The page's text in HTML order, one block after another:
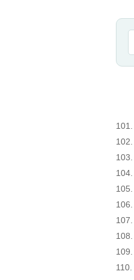
101.
102.
103.
104.
105.
106.
107.
108.
109.
110.